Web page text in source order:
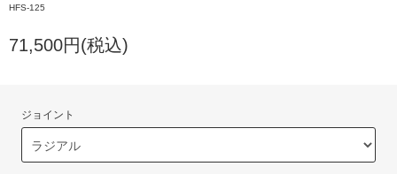
HFS-125
71,500円(税込)
ジョイント